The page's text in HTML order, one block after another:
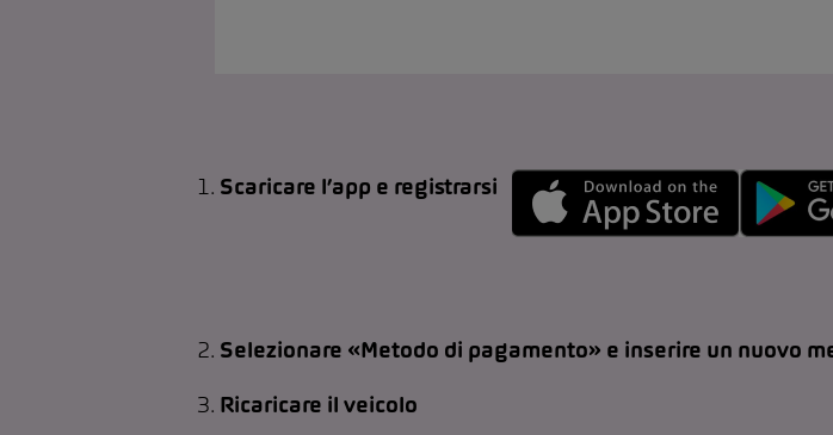
1. Scaricare l’app e registrarsi
2. Selezionare «Metodo di pagamento» e inserire un nuovo
3. Ricaricare il veicolo